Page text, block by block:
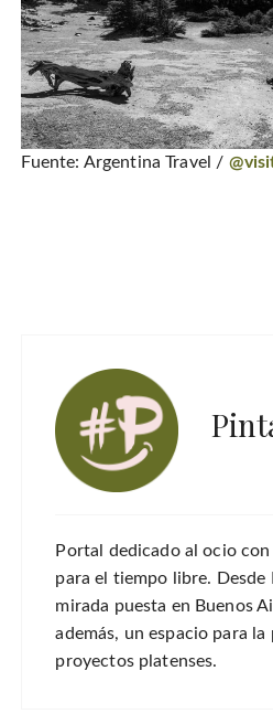
Fuente: Argentina Travel /
Portal dedicado al ocio
para el tiempo libre. Desde
mirada puesta en Buenos
además, un espacio para
proyectos platenses.